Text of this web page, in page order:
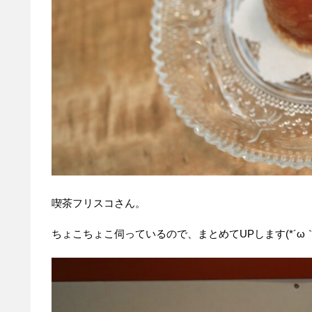
喫茶フリスコさん。
ちょこちょこ伺っているので、まとめてUPします(*´ω